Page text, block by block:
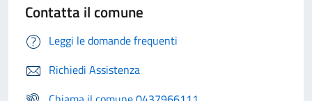
Contatta il comune
Leggi le domande frequenti
Richiedi Assistenza